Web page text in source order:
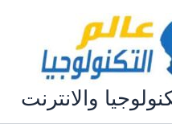
والانترنت